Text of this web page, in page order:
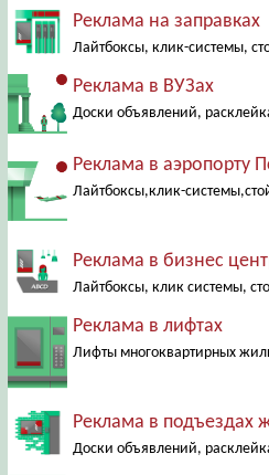
Реклама на заправках
Лайтбоксы, клик-системы,
Реклама в ВУЗах
Доски объявлений,
Реклама в аэропорту
Лайтбоксы,клик-
Реклама в бизнес
Лайтбоксы, клик системы,
Реклама в лифтах
Лифты многоквартирных
Реклама в подъездах
Доски объявлений,